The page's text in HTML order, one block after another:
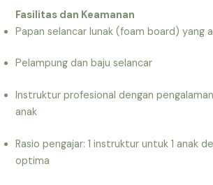
Fasilitas dan Keamanan
Papan selancar lunak (foam board) yang
Pelampung dan baju selancar
Instruktur profesional dengan
anak
Rasio pengajar: 1 instruktur untuk 1 anak
optima